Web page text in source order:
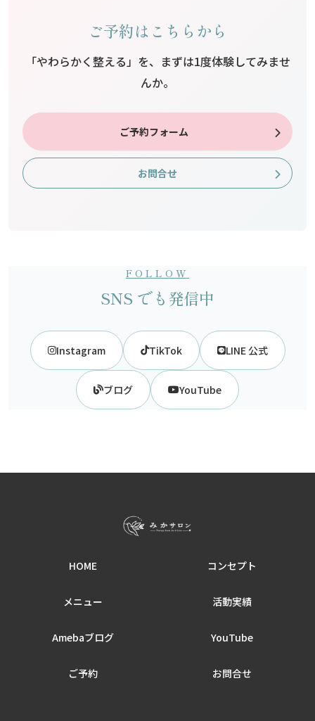
ご予約はこちらから
「やわらかく整える」を、まずは1度体験してみませ
んか。
ご予約フォーム
お問合せ
FOLLOW
SNS でも発信中
Instagram TikTok LINE 公式
ブログ YouTube
HOME コンセプト
メニュー 活動実績
Amebaブログ YouTube
ご予約 お問合せ